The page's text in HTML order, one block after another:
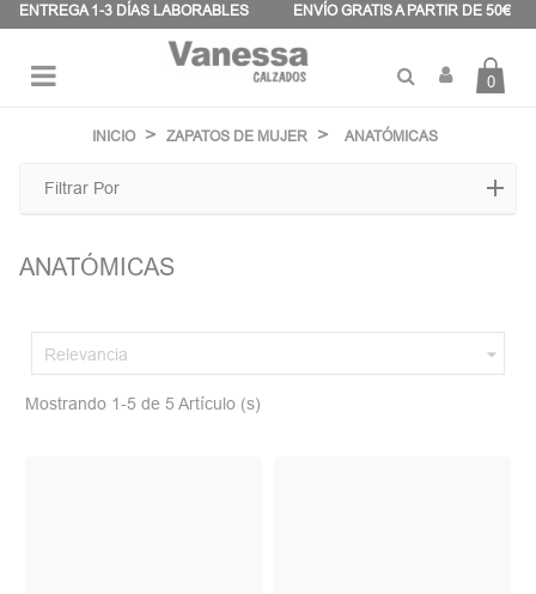
ENTREGA 1-3 DÍAS LABORABLES ENVÍO GRATIS A PARTIR DE 50€
palanca
0
INICIO ZAPATOS DE MUJER ANATÓMICAS
Filtrar Por
ANATÓMICAS
Relevancia 
Mostrando 1-5 de 5 Artículo (s)
Panel de gestión de cookies